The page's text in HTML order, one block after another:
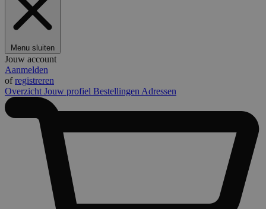
Menu sluiten
Jouw account
Aanmelden
ofregistreren
Overzicht Jouw profiel Bestellingen Adressen